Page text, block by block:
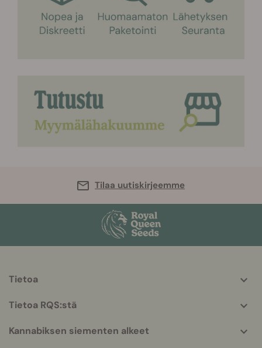
Tilaa uutiskirjeemme
info
Tietoa
Tietoa RQS:stä
Kannabiksen siementen alkeet